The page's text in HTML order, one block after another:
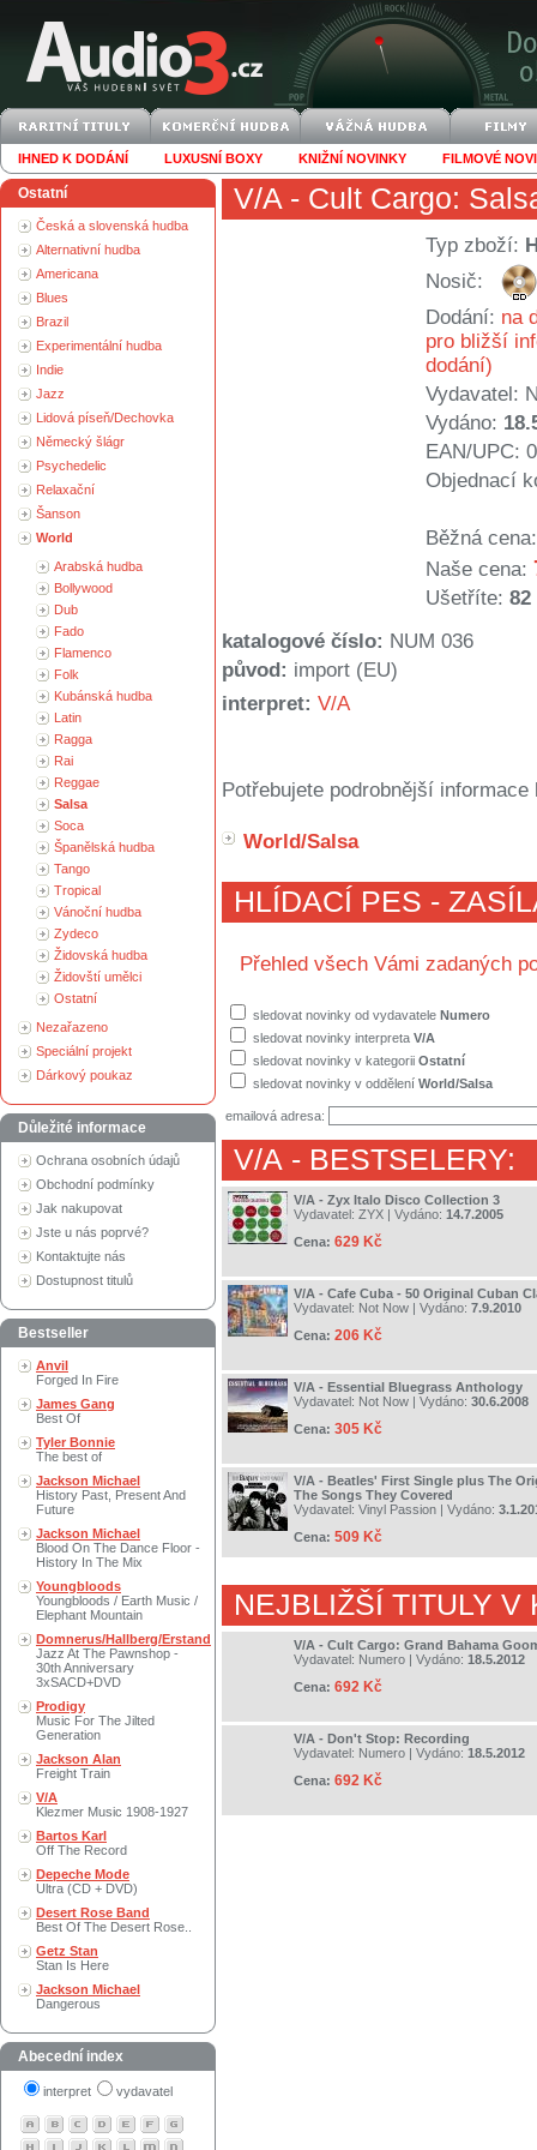
IHNED K DODÁNÍ LUXUSNÍ BOXY KNIŽNÍ NOVINKY FILMOVÉ
Ostatní
Česká a slovenská hudba
Alternativní hudba
Americana
Blues
Brazil
Experimentální hudba
Indie
Jazz
Lidová píseň/Dechovka
Německý šlágr
Psychedelic
Relaxační
Šanson
World
Arabská hudba
Bollywood
Dub
Fado
Flamenco
Folk
Kubánská hudba
Latin
Ragga
Rai
Reggae
Salsa
Soca
Španělská hudba
Tango
Tropical
Vánoční hudba
Zydeco
Židovská hudba
Židovští umělci
Ostatní
Nezařazeno
Speciální projekt
Dárkový poukaz
Důležité informace
Ochrana osobních údajů
Obchodní podmínky
Jak nakupovat
Jste u nás poprvé?
Kontaktujte nás
Dostupnost titulů
Bestseller
Anvil
Forged In Fire
James Gang
Best Of
Tyler Bonnie
The best of
Jackson Michael
History Past, Present And
Future
Jackson Michael
Blood On The Dance Floor -
History In The Mix
Youngbloods
Youngbloods / Earth Music /
Elephant Mountain
Domnerus/Hallberg/Erstand
Jazz At The Pawnshop -
30th Anniversary
3xSACD+DVD
Prodigy
Music For The Jilted
Generation
Jackson Alan
Freight Train
V/A
Klezmer Music 1908-1927
Bartos Karl
Off The Record
Depeche Mode
Ultra (CD + DVD)
Desert Rose Band
Best Of The Desert Rose..
Getz Stan
Stan Is Here
Jackson Michael
Dangerous
Abecední index
interpret vydavatel
V/A - Cult Cargo:
Typ zboží:
Nosič:
Dodání: na
pro bližší
dodání)
Vydavatel:
Vydáno:
EAN/UPC:
Objednací
Běžná cena:
Naše cena:
Ušetříte: 82
katalogové číslo: NUM 036
původ: import (EU)
interpret: V/A
Potřebujete podrobnější
World/Salsa
HLÍDACÍ PES -
Přehled všech Vámi zadaných
sledovat novinky od vydavatele Numero
sledovat novinky interpreta V/A
sledovat novinky v kategorii Ostatní
sledovat novinky v oddělení World/Salsa
emailová adresa:
V/A - BESTSELERY:
V/A - Zyx Italo Disco Collection 3
Vydavatel: ZYX | Vydáno: 14.7.2005
Cena: 629 Kč
V/A - Cafe Cuba - 50 Original Cuban
Vydavatel: Not Now | Vydáno: 7.9.2010
Cena: 206 Kč
V/A - Essential Bluegrass Anthology
Vydavatel: Not Now | Vydáno: 30.6.2008
Cena: 305 Kč
V/A - Beatles' First Single plus The
The Songs They Covered
Vydavatel: Vinyl Passion | Vydáno:
Cena: 509 Kč
NEJBLIŽŠÍ TITULY V
V/A - Cult Cargo: Grand Bahama
Vydavatel: Numero | Vydáno: 18.5.2012
Cena: 692 Kč
V/A - Don't Stop: Recording
Vydavatel: Numero | Vydáno: 18.5.2012
Cena: 692 Kč